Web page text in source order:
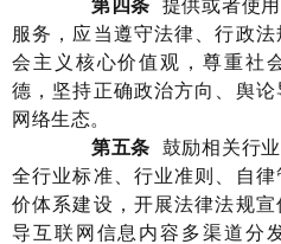
服务 ， 应当遵守法律、行政法
会主义核心价值观， 尊重社
德， 坚持正确政治方向、舆
网络生态。
第五条 鼓励相关行
全行业标准、行业准则、 自律
价体系建设， 开展法律法规
导互联网信息内容多渠道分